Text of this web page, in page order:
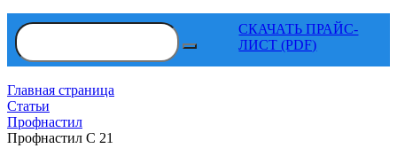
СКАЧАТЬ ПРАЙС-
ЛИСТ (PDF)
Главная страница
Статьи
Профнастил
Профнастил С 21